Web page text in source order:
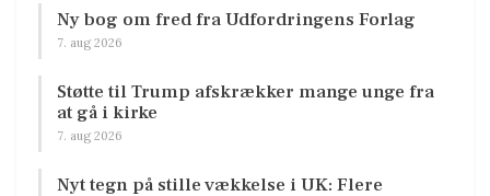
Ny bog om fred fra Udfordringens Forlag
7. aug 2026
Støtte til Trump afskrækker mange unge fra
at gå i kirke
7. aug 2026
Nyt tegn på stille vækkelse i UK: Flere